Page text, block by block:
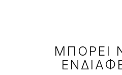
ΜΠΟΡΕΙ